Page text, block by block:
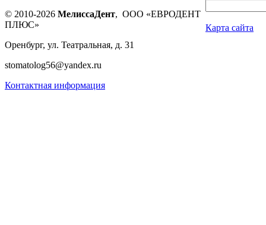
© 2010-2026 МелиссаДент, ООО «ЕВРОДЕНТ
ПЛЮС»
Оренбург, ул. Театральная, д. 31
stomatolog56@yandex.ru
Контактная информация
Карта сайта